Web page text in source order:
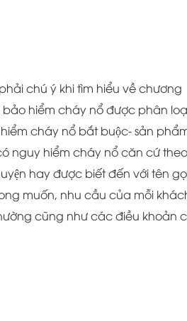
chú ý khi tìm hiểu về chương
hiểm cháy nổ được phân
cháy nổ bắt buộc- sản
nguy hiểm cháy nổ căn cứ theo
hay được biết đến với tên
muốn, nhu cầu của mỗi
cũng như các điều khoản